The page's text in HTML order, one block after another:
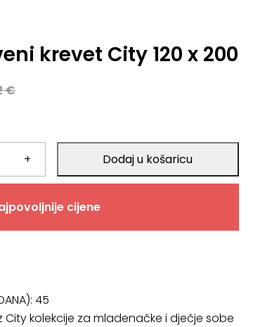
krevet City 120 x 200
€
+ Dodaj u košaricu
cijene
45
City kolekcije za mladenačke i dječje sobe